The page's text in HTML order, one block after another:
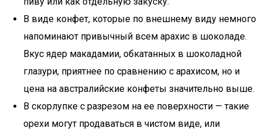
В виде конфет, которые по внешнему виду немного
напоминают привычный всем арахис в шоколаде.
Вкус ядер макадамии, обкатанных в шоколадной
глазури, приятнее по сравнению с арахисом, но и
цена на австралийские конфеты значительно выше.
В скорлупке с разрезом на ее поверхности — такие
орехи могут продаваться в чистом виде, или